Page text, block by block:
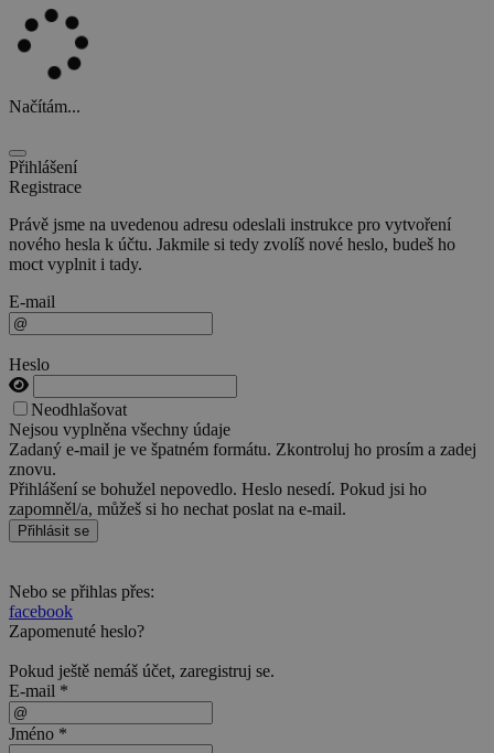
Načítám...
Přihlášení
Registrace
Právě jsme na uvedenou adresu odeslali instrukce pro vytvoření
nového hesla k účtu. Jakmile si tedy zvolíš nové heslo, budeš ho
moct vyplnit i tady.
E-mail
Heslo
Neodhlašovat
Nejsou vyplněna všechny údaje
Zadaný e-mail je ve špatném formátu. Zkontroluj ho prosím a zadej
znovu.
Přihlášení se bohužel nepovedlo. Heslo nesedí. Pokud jsi ho
zapomněl/a, můžeš si ho nechat poslat na e-mail.
Přihlásit se
Nebo se přihlas přes:
facebook
Zapomenuté heslo?
Pokud ještě nemáš účet, zaregistruj se.
E-mail *
Jméno *